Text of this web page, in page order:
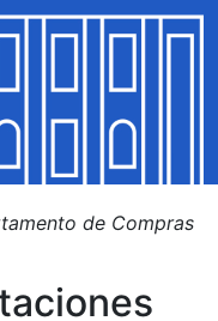
de Compras